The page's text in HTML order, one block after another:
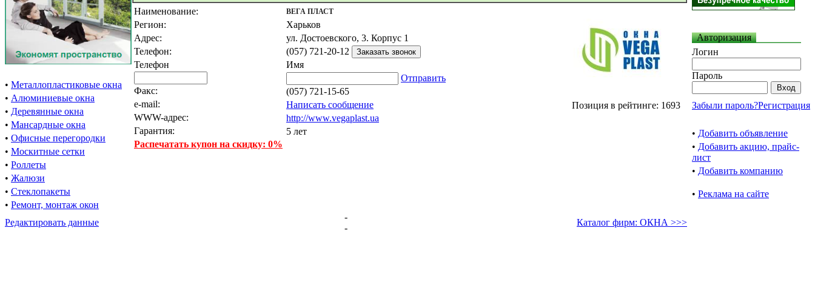
• Металлопластиковые окна
• Алюминиевые окна
• Деревянные окна
• Мансардные окна
• Офисные перегородки
• Москитные сетки
• Роллеты
• Жалюзи
• Стеклопакеты
• Ремонт, монтаж окон
Наименование:
Регион:
Адрес:
Телефон:
Телефон
Факс:
e-mail:
WWW-адрес:
Гарантия:
Распечатать купон на скидку: 0%
ВЕГА ПЛАСТ
Харьков
ул. Достоевского, 3. Корпус 1
(057) 721-20-12
Имя
Отправить
(057) 721-15-65
Написать сообщение
http://www.vegaplast.ua
5 лет
Позиция в рейтинге: 1693
Авторизация
Логин
Пароль
Забыли пароль?Регистрация
• Добавить объявление
• Добавить акцию, прайс-
лист
• Добавить компанию
• Реклама на сайте
Редактировать данные
-
-
Каталог фирм: ОКНА >>>